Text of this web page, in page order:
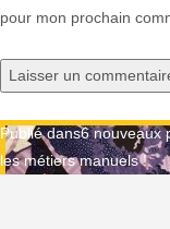
pour mon prochain
Navigation
Publié dans6 nouveaux
les métiers manuels !